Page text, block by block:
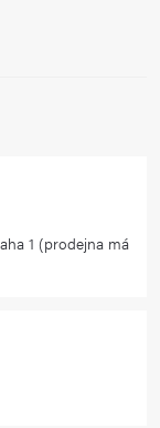
1 (prodejna má